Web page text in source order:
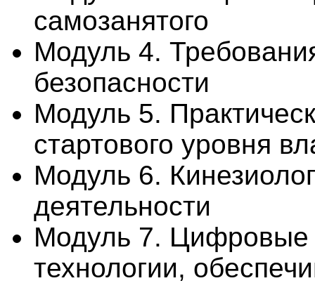
самозанятого
Модуль 4.
безопасности
Модуль 5.
стартового уровня
Модуль 6.
деятельности
Модуль 7. Цифровые
технологии,